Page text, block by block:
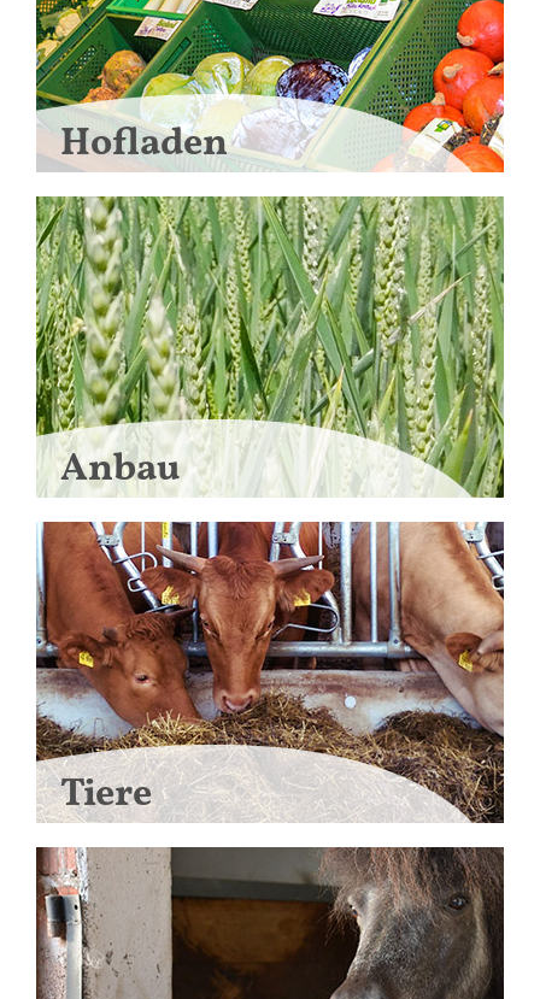
Hofladen
Anbau
Tiere